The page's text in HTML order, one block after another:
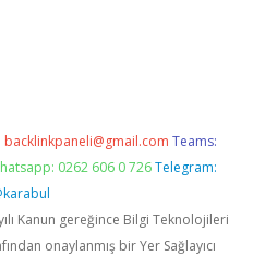
backlinkpaneli@gmail.com Teams:
0262 606 0 726 Telegram:
Kanun gereğince Bilgi Teknolojileri
onaylanmış bir Yer Sağlayıcı